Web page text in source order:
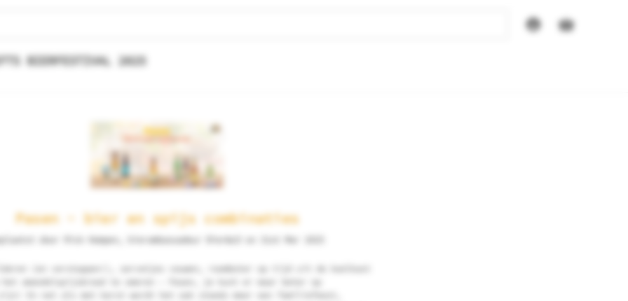
BIERFESTIVAL 2025
Pasen - bier en spijs combinaties
door Rick Kempen, bierambassadeur Bier&cO on 31st Mar 2025
(en verstoppen!), servetjes vouwen, roomboter op tijd uit de koelkast
het amandelspijsbrood te smeren – Pasen, je kunt er maar beter op